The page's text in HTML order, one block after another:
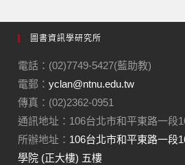
圖書資訊學研究所
電話：(02)7749-5427(藍助教)
電郵：yclan@ntnu.edu.tw
傳真：(02)2362-0951
通訊地址：106台北市和平東路一段
所辦地址： 106台北市和平東路一段
學院 (正大樓) 五樓